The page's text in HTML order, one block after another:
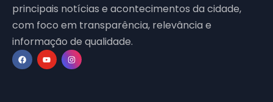
principais notícias e acontecimentos da cidade,
com foco em transparência, relevância e
informação de qualidade.